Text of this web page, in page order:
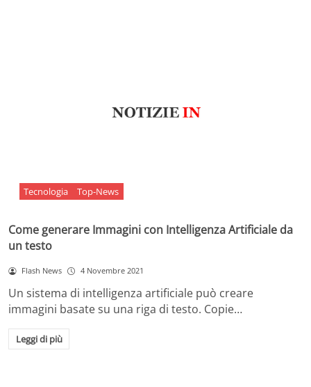
Tecnologia Top-News
Come generare Immagini con Intelligenza Artificiale da
un testo
Flash News 4 Novembre 2021
Un sistema di intelligenza artificiale può creare
immagini basate su una riga di testo. Copie…
Leggi di più